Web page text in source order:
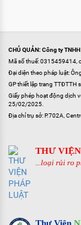
CHỦ QUẢN: Công ty TNHH
Mã số thuế: 0315459414,
Đại diện theo pháp luật:
GP thiết lập trang TTĐTTH
Giấy phép hoạt động dịch
25/02/2025.
Địa chỉ trụ sở: P.702A,
THƯ
...loại rủi ro